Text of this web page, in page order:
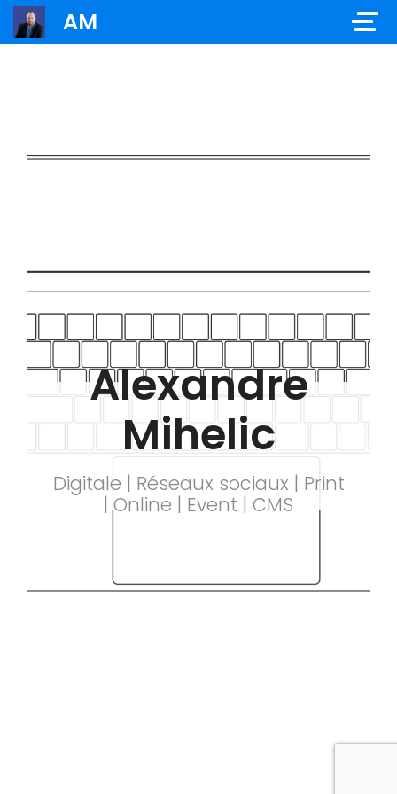
AM
Alexandre
Mihelic
Responsable Communication
Digitale | Réseaux sociaux | Print
| Online | Event | CMS